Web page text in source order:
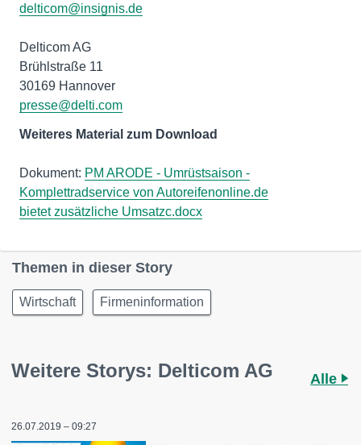
delticom@insignis.de
Delticom AG
Brühlstraße 11
presse@delti.com
Weiteres Material zum Download
Dokument: PM ARODE - Umrüstsaison -
Komplettradservice von Autoreifenonline.de
bietet zusätzliche Umsatzc.docx
Themen in dieser Story
Wirtschaft Firmeninformation
Weitere Storys: Delticom AG Alle
26.07.2019 – 09:27